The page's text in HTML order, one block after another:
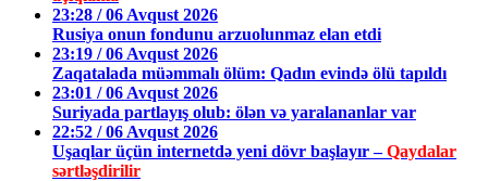
23:28 / 06 Avqust 2026
Rusiya onun fondunu arzuolunmaz elan etdi
23:19 / 06 Avqust 2026
Zaqatalada müəmmalı ölüm: Qadın evində ölü tapıldı
23:01 / 06 Avqust 2026
Suriyada partlayış olub: ölən və yaralananlar var
22:52 / 06 Avqust 2026
Uşaqlar üçün internetdə yeni dövr başlayır –Qaydalar
sərtləşdirilir